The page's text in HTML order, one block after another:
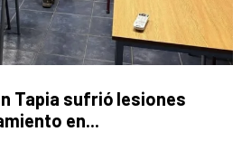
Tapia sufrió lesiones
en...